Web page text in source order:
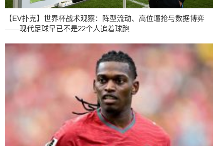
【EV扑克】世界杯战术观察：阵型流动、高位逼抢与数据博弈
——现代足球早已不是22个人追着球跑